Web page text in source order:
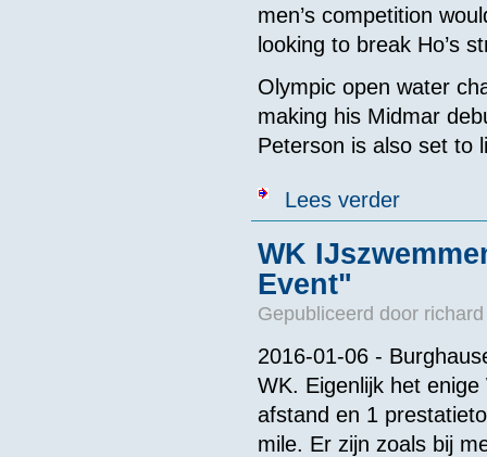
men’s competition
looking to break Ho’s
Olympic open water
making his Midmar
Peterson is also set to
Lees verderover Ferry
WK
Event"
Gepubliceerd door
2016-01-06 -
WK. Eigenlijk het
afstand en 1
mile. Er zijn zoals bij